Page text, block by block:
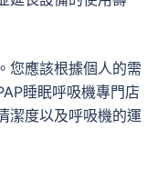
您應該根據個人的需
睡眠呼吸機專門店
潔度以及呼吸機的運